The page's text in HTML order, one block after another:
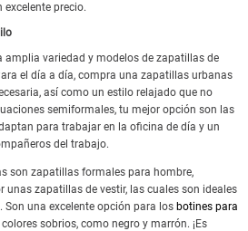
excelente precio.
amplia variedad y modelos de zapatillas de
el día a día, compra una zapatillas urbanas
así como un estilo relajado que no
semiformales, tu mejor opción son las
para trabajar en la oficina de día y un
del trabajo.
son zapatillas formales para hombre,
unas zapatillas de vestir, las cuales son ideales
una excelente opción para los botines para
sobrios, como negro y marrón. ¡Es